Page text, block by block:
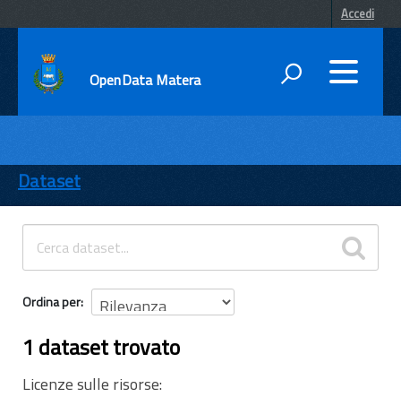
Accedi
OpenData Matera
ENTI
TEMI
INFORMAZIONI
Dataset
Ordina per
1 dataset trovato
Licenze sulle risorse: